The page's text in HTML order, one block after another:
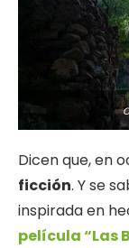
Dicen que, en
ficción. Y se
inspirada en
película “Las